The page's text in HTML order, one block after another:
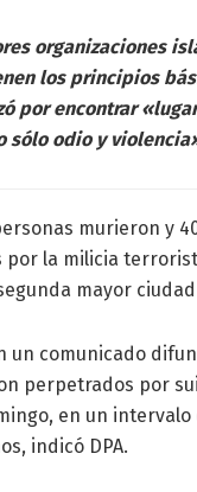
organizaciones
los principios
por encontrar
sólo odio y
murieron y
por la milicia
mayor
un comunicado
perpetrados por
en un
indicó DPA.